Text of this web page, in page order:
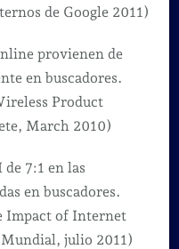
de Google 2011)
provienen de
en buscadores.
Product
March 2010)
7:1 en las
en buscadores.
Impact of Internet
julio 2011)